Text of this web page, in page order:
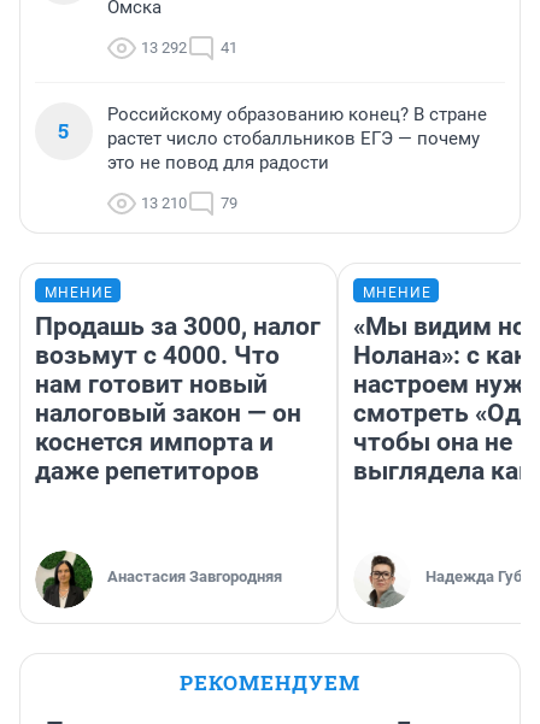
Омска
13 292 41
5
Российскому образованию конец? В стране
растет число стобалльников ЕГЭ — почему
это не повод для радости
13 210 79
МНЕНИЕ
Продашь за 3000, налог
возьмут с 4000. Что
нам готовит новый
налоговый закон — он
коснется импорта и
даже репетиторов
Анастасия Завгородняя
МНЕНИЕ
«Мы видим
Нолана»: с
настроем
смотреть
чтобы она не
выглядела как
Надежда
РЕКОМЕНДУЕМ